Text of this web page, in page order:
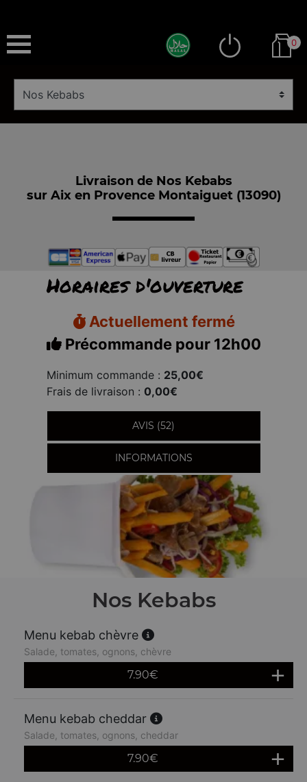
0
Livraison de Nos Kebabs
sur Aix en Provence Montaiguet (13090)
Horaires d'ouverture
Actuellement fermé
Précommande pour 12h00
Minimum commande : 25,00€
Frais de livraison : 0,00€
AVIS (52)
INFORMATIONS
Nos Kebabs
Menu kebab chèvre
Salade, tomates, ognons, chèvre
7.90€
Menu kebab cheddar
Salade, tomates, ognons, cheddar
7.90€